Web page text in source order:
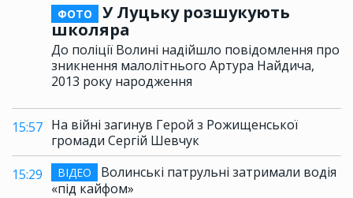
ФОТО
У Луцьку розшукують
школяра
До поліції Волині надійшло повідомлення про
зникнення малолітнього Артура Найдича,
2013 року народження
15:57 На війні загинув Герой з Рожищенської
громади Сергій Шевчук
15:29
ВІДЕО
Волинські патрульні затримали водія
«під кайфом»